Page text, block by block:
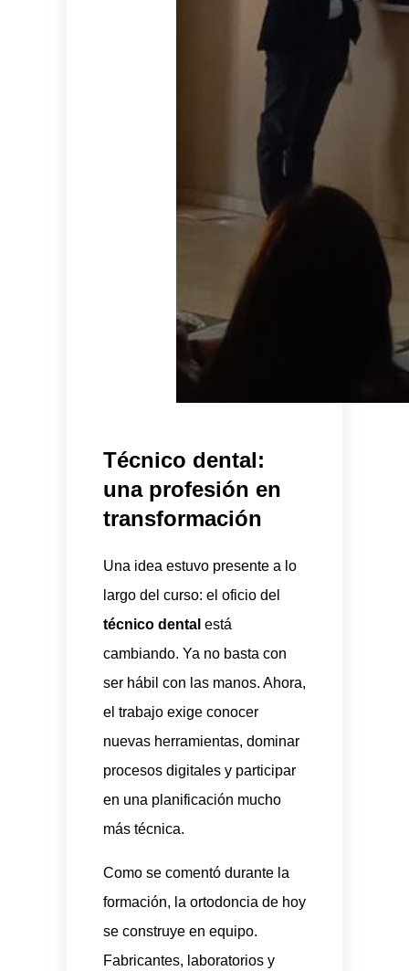
Técnico dental:
una profesión en
transformación
Una idea estuvo presente a lo
largo del curso: el oficio del
técnico dental está
cambiando. Ya no basta con
ser hábil con las manos. Ahora,
el trabajo exige conocer
nuevas herramientas, dominar
procesos digitales y participar
en una planificación mucho
más técnica.
Como se comentó durante la
formación, la ortodoncia de hoy
se construye en equipo.
Fabricantes, laboratorios y